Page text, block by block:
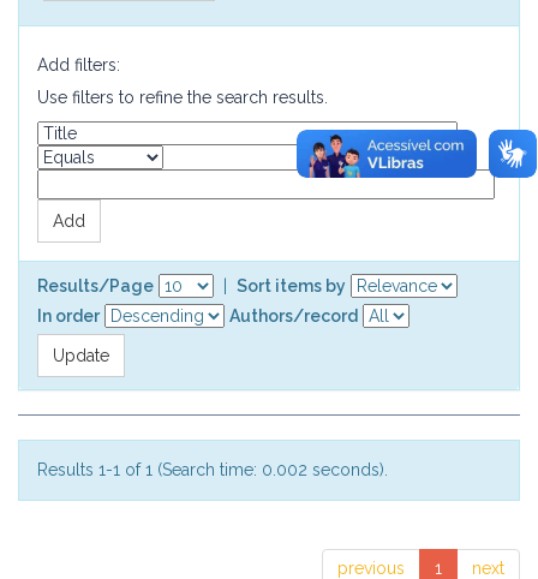
Add filters:
Use filters to refine the search results.
Results/Page
Sort items by
In order
Authors/record
Results 1-1 of 1 (Search time: 0.002 seconds).
previous 1 next